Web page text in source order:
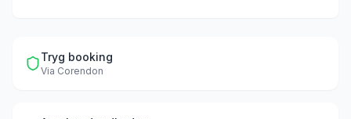
Tryg booking
Via Corendon